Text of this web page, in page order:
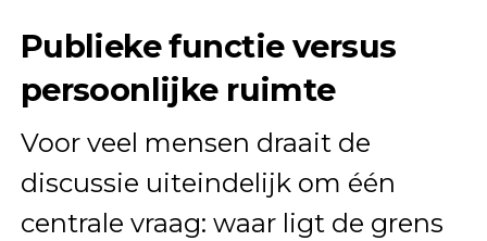
Publieke functie versus
persoonlijke ruimte
Voor veel mensen draait de
discussie uiteindelijk om één
centrale vraag: waar ligt de grens